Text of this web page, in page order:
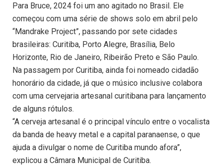
Para Bruce, 2024 foi um ano agitado no Brasil. Ele
começou com uma série de shows solo em abril pelo
“Mandrake Project”, passando por sete cidades
brasileiras: Curitiba, Porto Alegre, Brasília, Belo
Horizonte, Rio de Janeiro, Ribeirão Preto e São Paulo.
Na passagem por Curitiba, ainda foi nomeado cidadão
honorário da cidade, já que o músico inclusive colabora
com uma cervejaria artesanal curitibana para lançamento
de alguns rótulos.
“A cerveja artesanal é o principal vínculo entre o vocalista
da banda de heavy metal e a capital paranaense, o que
ajuda a divulgar o nome de Curitiba mundo afora”,
explicou a Câmara Municipal de Curitiba.